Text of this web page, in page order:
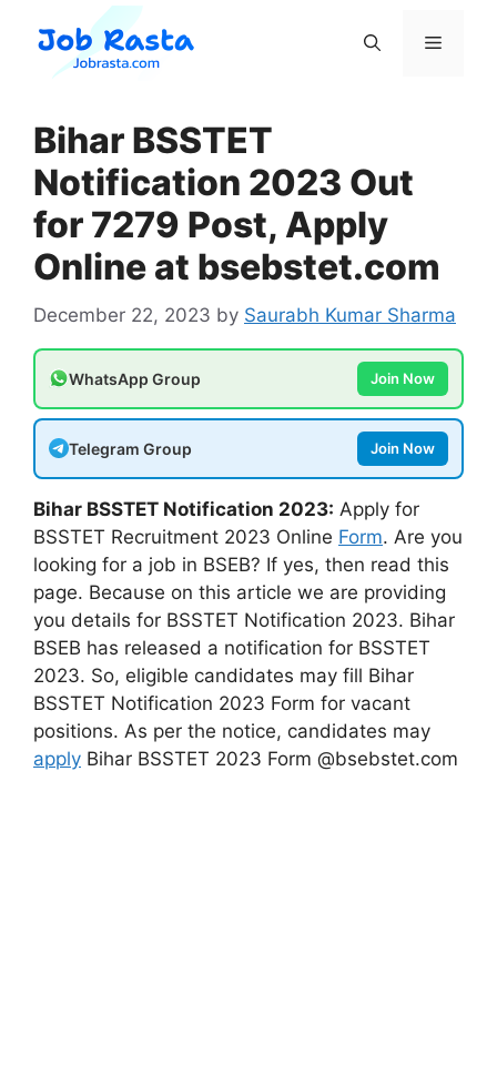
content
Menu
Bihar BSSTET
Notification 2023 Out
for 7279 Post, Apply
Online at bsebstet.com
December 22, 2023 by Saurabh Kumar Sharma
WhatsApp Group Join Now
Telegram Group Join Now
Bihar BSSTET Notification 2023: Apply for
BSSTET Recruitment 2023 Online Form. Are you
looking for a job in BSEB? If yes, then read this
page. Because on this article we are providing
you details for BSSTET Notification 2023. Bihar
BSEB has released a notification for BSSTET
2023. So, eligible candidates may fill Bihar
BSSTET Notification 2023 Form for vacant
positions. As per the notice, candidates may
apply Bihar BSSTET 2023 Form @bsebstet.com